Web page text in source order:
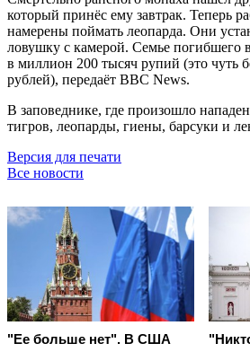
который принёс ему завтрак. Теперь
намерены поймать леопарда. Они
ловушку с камерой. Семье погибшего
в миллион 200 тысяч рупий (это чуть
рублей), передаёт ВВС News.
В заповеднике, где произошло
тигров, леопарды, гиены, барсуки и
Версия для печати
Все новости
"Ее больше нет". В США